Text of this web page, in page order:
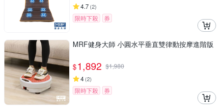
4.7(2)
限時下殺 券
MRF健身大師 ⼩圓⽔平垂直雙律動按摩進階版
$1,892 $1,980
4(2)
限時下殺 券